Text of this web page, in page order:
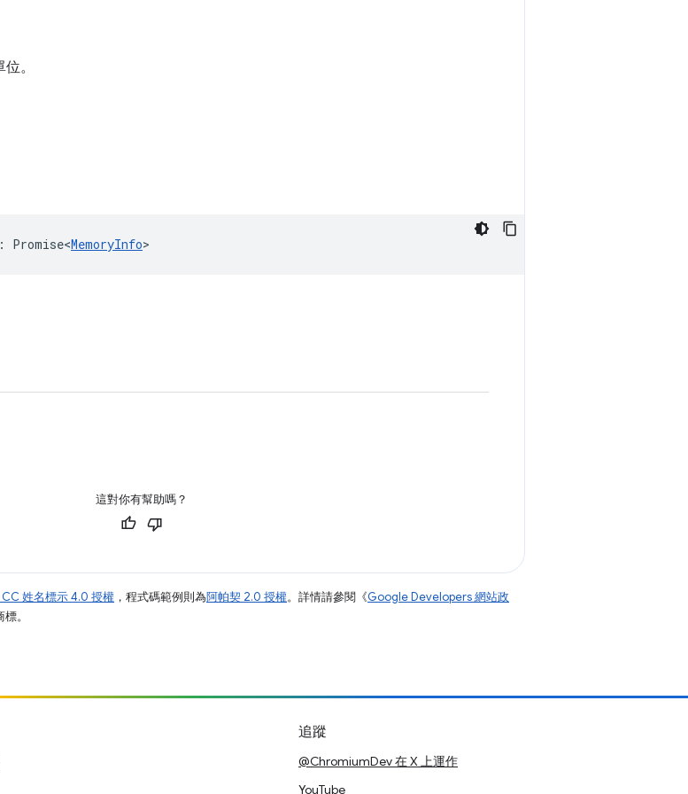
。
: Promise<MemoryInfo>
這對你有幫助嗎？
姓名標示 4.0 授權 ，程式碼範例則為阿帕契 2.0 授權。詳情請參閱《Google Developers 網站政
。
追蹤
@ChromiumDev 在 X 上運作
YouTube